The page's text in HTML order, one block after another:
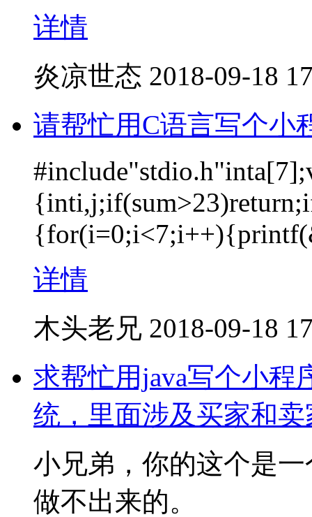
详情
炎凉世态 2018-09-18
请帮忙用C语言写个小
详情
木头老兄 2018-09-18
求帮忙用java写个小程
统，里面涉及买家和
小兄弟，你的这个是
做不出来的。